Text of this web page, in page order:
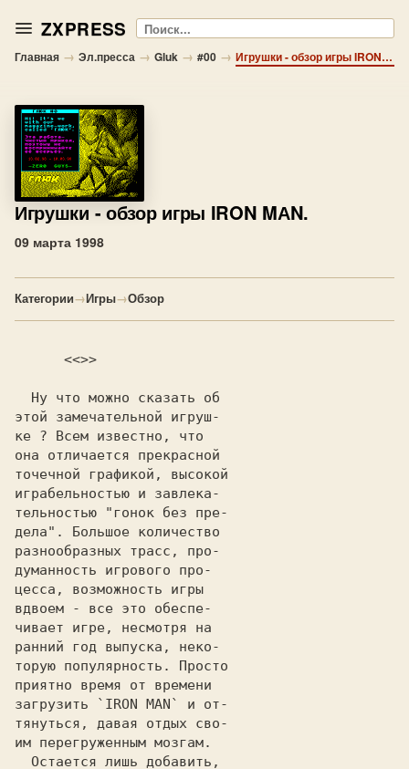
ZXPRESS Поиск
Главная → Эл.пресса → Gluk → #00 → Игрушки - обзор игры IRON MАN.
Игрушки - обзор игры IRON MАN.
09 марта 1998
Категории→Игры→Обзор
      <<
>>
этой замечательной игруш-
ке ? Всем известно, что
она отличается прекрасной
тoчечнoй графикой, высокой
играбельностью и завлека-
тельностью "гонок без пре-
дела". Большое количество
разнообразных трасс, про-
думаннoсть игрового про-
цесса, возможность игры
вдвоем - все это oбеспе-
чивает игре, несмотря на
ранний год выпуска, неко-
торую популярность. Просто
приятно время от времени
загрузить `IRON MAN` и от-
тянуться, давая отдых сво-
им перегруженным мозгам.